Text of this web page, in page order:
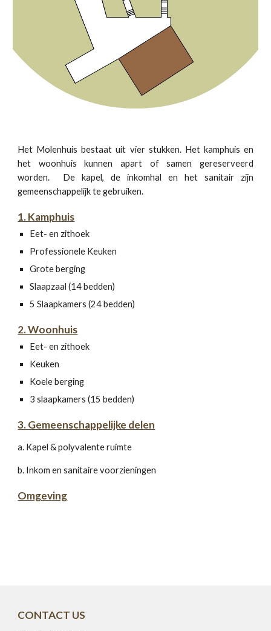
Het Molenhuis bestaat uit vier stukken. Het kamphuis en
het woonhuis kunnen apart of samen gereserveerd
worden. De kapel, de inkomhal en het sanitair zijn
gemeenschappelijk te gebruiken.
1. Kamphuis
Eet- en zithoek
Professionele Keuken
Grote berging
Slaapzaal (14 bedden)
5 Slaapkamers (24 bedden)
2. Woonhuis
Eet- en zithoek
Keuken
Koele berging
3 slaapkamers (15 bedden)
3. Gemeenschappelijke delen
a. Kapel & polyvalente ruimte
b. Inkom en sanitaire voorzieningen
Omgeving
CONTACT US